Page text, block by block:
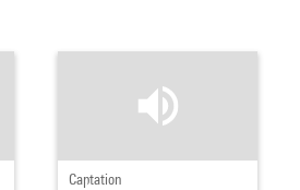
Captation